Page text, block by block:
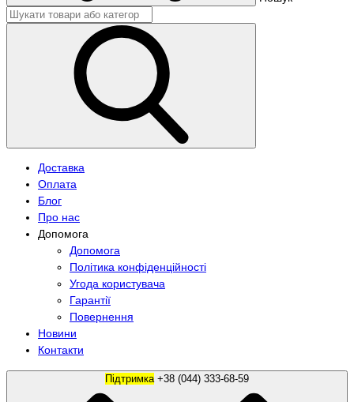
Доставка
Оплата
Блог
Про нас
Допомога
Допомога
Політика конфіденційності
Угода користувача
Гарантії
Повернення
Новини
Контакти
Підтримка